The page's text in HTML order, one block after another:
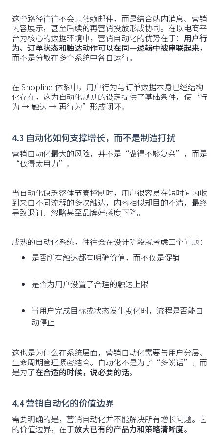
这些路径往往不会只依赖邮件，而是结合站内消息、营销
内容展示，甚至后续的再营销投放形成协同。在以电商平
台为核心的数据环境中，营销自动化的优势在于： 用户行
为、订单状态和触达动作可以在同一逻辑中被串联起来，
而不是分散在多个系统中各自运行。
在 Shopline 体系中，用户行为与订单数据本身已经结构
化存在，这为自动化规则的设定提供了基础条件，使“行
为 → 触达 → 再行为”形成闭环。
4.3 自动化如何支撑增长，而不是制造打扰
营销自动化最大的风险，并不是“做得不够复杂”，而是
“做得太用力”。
当自动化缺乏整体节奏控制时，用户很容易在短时间内收
到来自不同流程的多次触达，内容相似却目的不清，最终
导致退订、忽略甚至品牌好感度下降。
成熟的自动化系统，往往会在设计阶段就考虑三个问题：
是否所有触达都有明确价值，而不仅是促销
是否为用户设置了合理的触达上限
当用户完成目标或状态发生变化时，流程是否能自
动停止
这也是为什么在系统层面，营销自动化需要与用户分层、
生命周期管理紧密结合。自动化不是为了“多说话”，而
是为了在合适的时候，说必要的话。
4.4 营销自动化的价值边界
需要明确的是，营销自动化并不能解决所有增长问题。它
的价值边界，在于放大已有的产品力和策略清晰度。